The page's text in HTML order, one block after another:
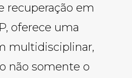
recuperação em
oferece uma
multidisciplinar,
não somente o